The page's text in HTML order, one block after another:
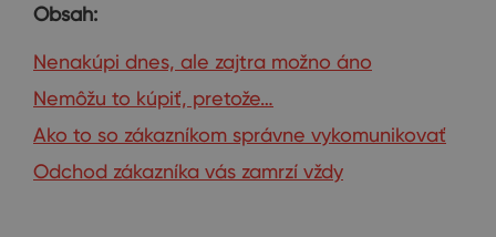
Obsah:
Nenakúpi dnes, ale zajtra možno áno
Nemôžu to kúpiť, pretože…
Ako to so zákazníkom správne vykomunikovať
Odchod zákazníka vás zamrzí vždy